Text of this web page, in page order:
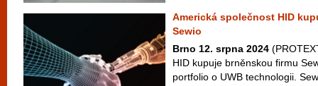
Americká společnost HID
Sewio
Brno 12. srpna 2024
HID kupuje brněnskou firmu
portfolio o UWB technologii.